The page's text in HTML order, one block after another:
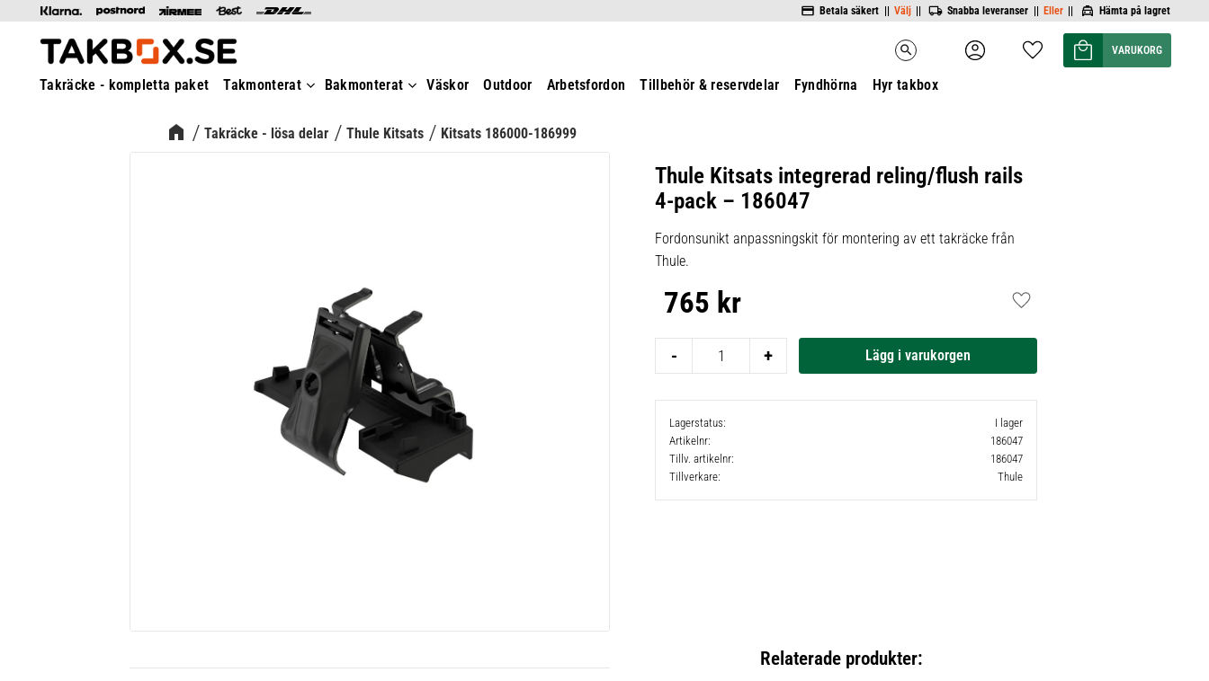
Betala säkert || Välj || Snabba leveranser || Eller || Hämta på lagret
search Favoriter
Kundvagn
Takräcke - kompletta paket Takmonterat Bakmonterat Väskor Outdoor Arbetsfordon Tillbehör & reservdelar Fyndhörna Hyr takbox
Takräcke - lösa delar Thule Kitsats Kitsats 186000-186999
Thule Kitsats integrerad reling/flush rails
4-pack – 186047
Fordonsunikt anpassningskit för montering av ett takräcke från
Thule.
765 kr
+
-
Lägg till i favoriter
Lagerstatus
I lager
Artikelnr
186047
Tillv. artikelnr
186047
Tillverkare
Thule
Relaterade produkter: